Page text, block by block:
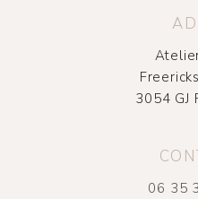
3054 GJ
06 35